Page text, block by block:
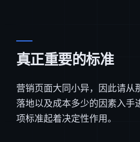
真正重要的标准
营销页面大同小异，因此请从
落地以及成本多少的因素入手
项标准起着决定性作用。